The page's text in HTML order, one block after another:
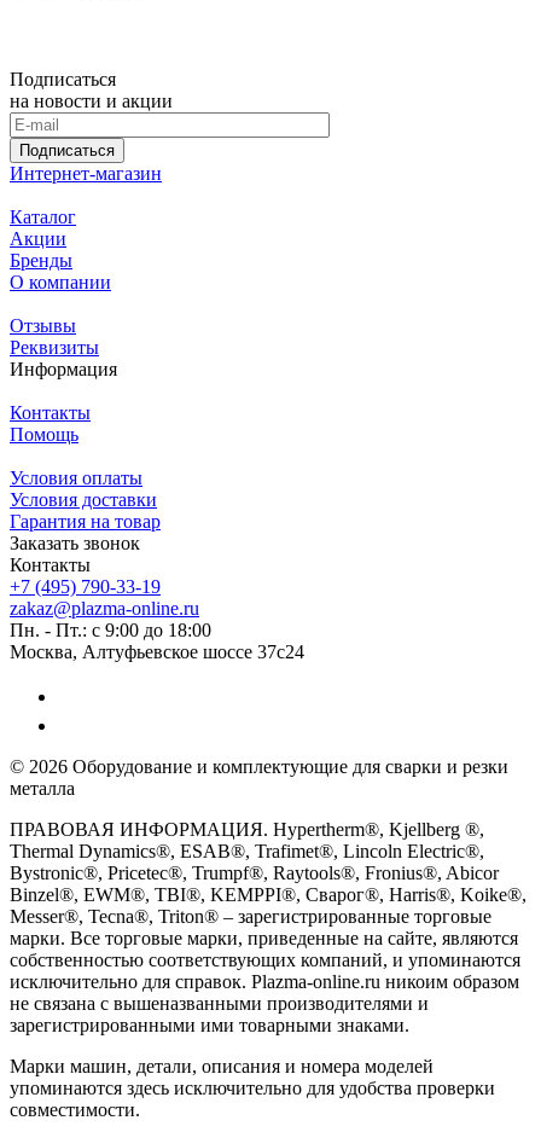
Подписаться
на новости и акции
Подписаться
Интернет-магазин
Каталог
Акции
Бренды
О компании
Отзывы
Реквизиты
Информация
Контакты
Помощь
Условия оплаты
Условия доставки
Гарантия на товар
Заказать звонок
Контакты
+7 (495) 790-33-19
zakaz@plazma-online.ru
Пн. - Пт.: с 9:00 до 18:00
Москва, Алтуфьевское шоссе 37с24
© 2026 Оборудование и комплектующие для сварки и резки
металла
ПРАВОВАЯ ИНФОРМАЦИЯ. Hypertherm®, Kjellberg ®,
Thermal Dynamics®, ESAB®, Trafimet®, Lincoln Electric®,
Bystronic®, Pricetec®, Trumpf®, Raytools®, Fronius®, Abicor
Binzel®, EWM®, TBI®, KEMPPI®, Сварог®, Harris®, Koike®,
Messer®, Tecna®, Triton® – зарегистрированные торговые
марки. Все торговые марки, приведенные на сайте, являются
собственностью соответствующих компаний, и упоминаются
исключительно для справок. Plazma-online.ru никоим образом
не связана с вышеназванными производителями и
зарегистрированными ими товарными знаками.
Марки машин, детали, описания и номера моделей
упоминаются здесь исключительно для удобства проверки
совместимости.